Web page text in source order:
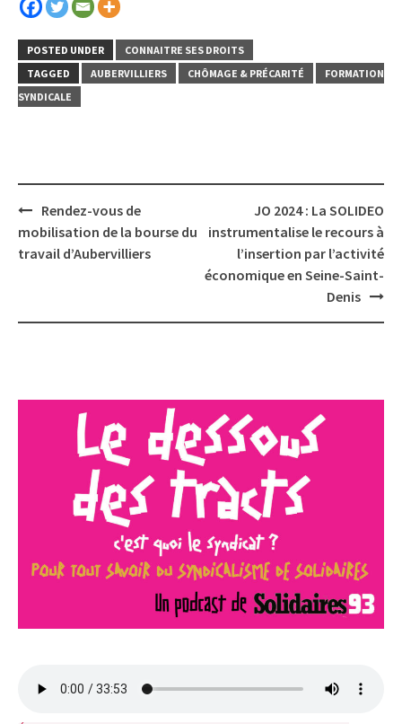
POSTED UNDER
CONNAITRE SES DROITS
TAGGED
AUBERVILLIERS CHÔMAGE & PRÉCARITÉ
FORMATION
SYNDICALE
Post
navigation
Rendez-vous de
mobilisation de la bourse du
travail d’Aubervilliers
JO 2024 : La SOLIDEO
instrumentalise le recours à
l’insertion par l’activité
économique en Seine-Saint-
Denis